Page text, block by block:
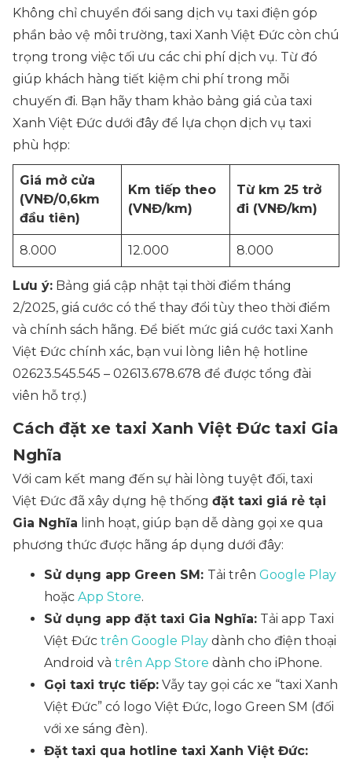
Không chỉ chuyển đổi sang dịch vụ taxi điện góp
phần bảo vệ môi trường, taxi Xanh Việt Đức còn chú
trọng trong việc tối ưu các chi phí dịch vụ. Từ đó
giúp khách hàng tiết kiệm chi phí trong mỗi
chuyến đi. Bạn hãy tham khảo bảng giá của taxi
Xanh Việt Đức dưới đây để lựa chọn dịch vụ taxi
phù hợp:
Giá mở cửa
(VNĐ/0,6km
đầu tiên)
Km tiếp theo
(VNĐ/km)
Từ km 25 trở
đi (VNĐ/km)
8.000 12.000 8.000
Lưu ý: Bảng giá cập nhật tại thời điểm tháng
2/2025, giá cước có thể thay đổi tùy theo thời điểm
và chính sách hãng. Để biết mức giá cước taxi Xanh
Việt Đức chính xác, bạn vui lòng liên hệ hotline
02623.545.545 – 02613.678.678 để được tổng đài
viên hỗ trợ.)
Cách đặt xe taxi Xanh Việt Đức taxi Gia
Nghĩa
Với cam kết mang đến sự hài lòng tuyệt đối, taxi
Việt Đức đã xây dựng hệ thống đặt taxi giá rẻ tại
Gia Nghĩa linh hoạt, giúp bạn dễ dàng gọi xe qua
phương thức được hãng áp dụng dưới đây:
Sử dụng app Green SM: Tải trên Google Play
hoặc App Store.
Sử dụng app đặt taxi Gia Nghĩa: Tải app Taxi
Việt Đức trên Google Play dành cho điện thoại
Android và trên App Store dành cho iPhone.
Gọi taxi trực tiếp: Vẫy tay gọi các xe “taxi Xanh
Việt Đức” có logo Việt Đức, logo Green SM (đối
với xe sáng đèn).
Đặt taxi qua hotline taxi Xanh Việt Đức: